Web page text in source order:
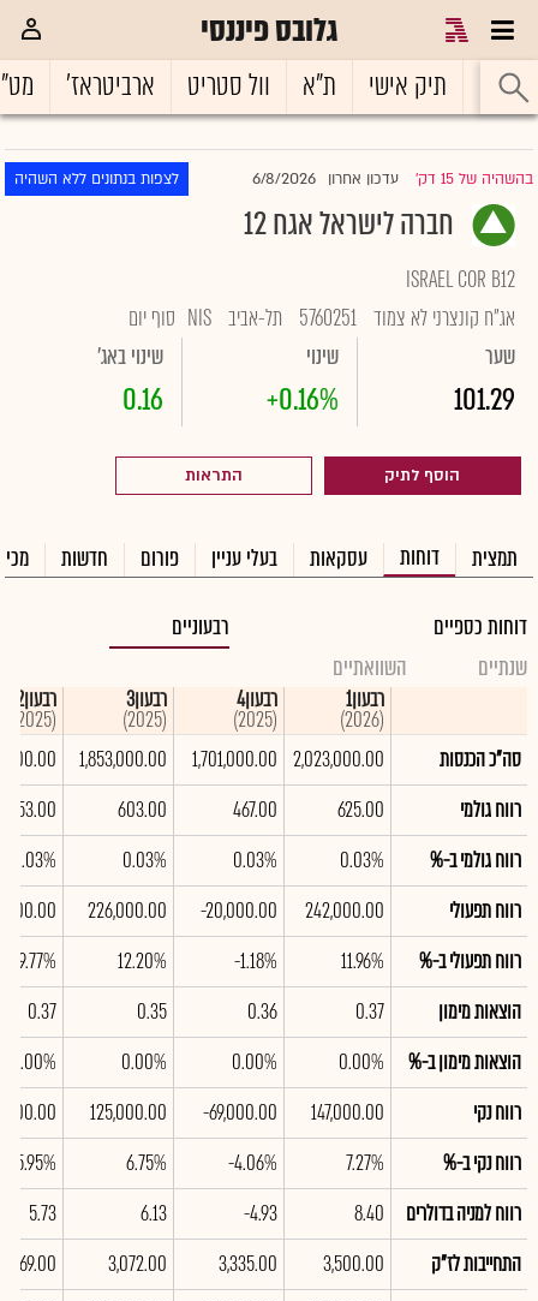
גלובס פיננסי
ראשי תיק אישי ת"א וול סטריט ארביטראז'
בהשהיה של 15 דק' |עדכון אחרון 6/8/2026 לצפות בנתונים ללא השהיה
חברה לישראל אגח 12
ISRAEL COR B12
אג"ח קונצרני לא צמוד 5760251 תל-אביב NIS סוף יום
שער
101.29
שינוי
+0.16%
שינוי באג'
0.16
הוסף לתיק התראות
תמצית דוחות עסקאות בעלי עניין פורום חדשות
דוחות כספיים
רבעוניים
שנתיים
השוואתיים
רבעון1
(2026)
רבעון4
(2025)
רבעון3
(2025)
רבעון2
(2025)
סה"כ הכנסות
2,023,000.00
1,701,000.00
1,853,000.00
רווח גולמי
625.00
467.00
603.00
553.00
רווח גולמי ב-%
0.03%
0.03%
0.03%
0.03%
רווח תפעולי
242,000.00
-20,000.00
226,000.00
רווח תפעולי ב-%
11.96%
-1.18%
12.20%
9.77%
הוצאות מימון
0.37
0.36
0.35
0.37
הוצאות מימון ב-%
0.00%
0.00%
0.00%
0.00%
רווח נקי
147,000.00
-69,000.00
125,000.00
רווח נקי ב-%
7.27%
-4.06%
6.75%
5.95%
רווח למניה בדולרים
8.40
-4.93
6.13
5.73
התחייבות לז"ק
3,500.00
3,335.00
3,072.00
2,669.00